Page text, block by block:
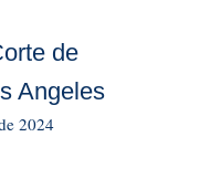
de
Angeles
2024